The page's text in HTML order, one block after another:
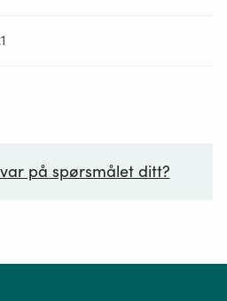
på spørsmålet ditt?